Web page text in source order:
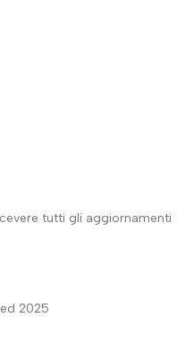
tutti gli aggiornamenti
2025